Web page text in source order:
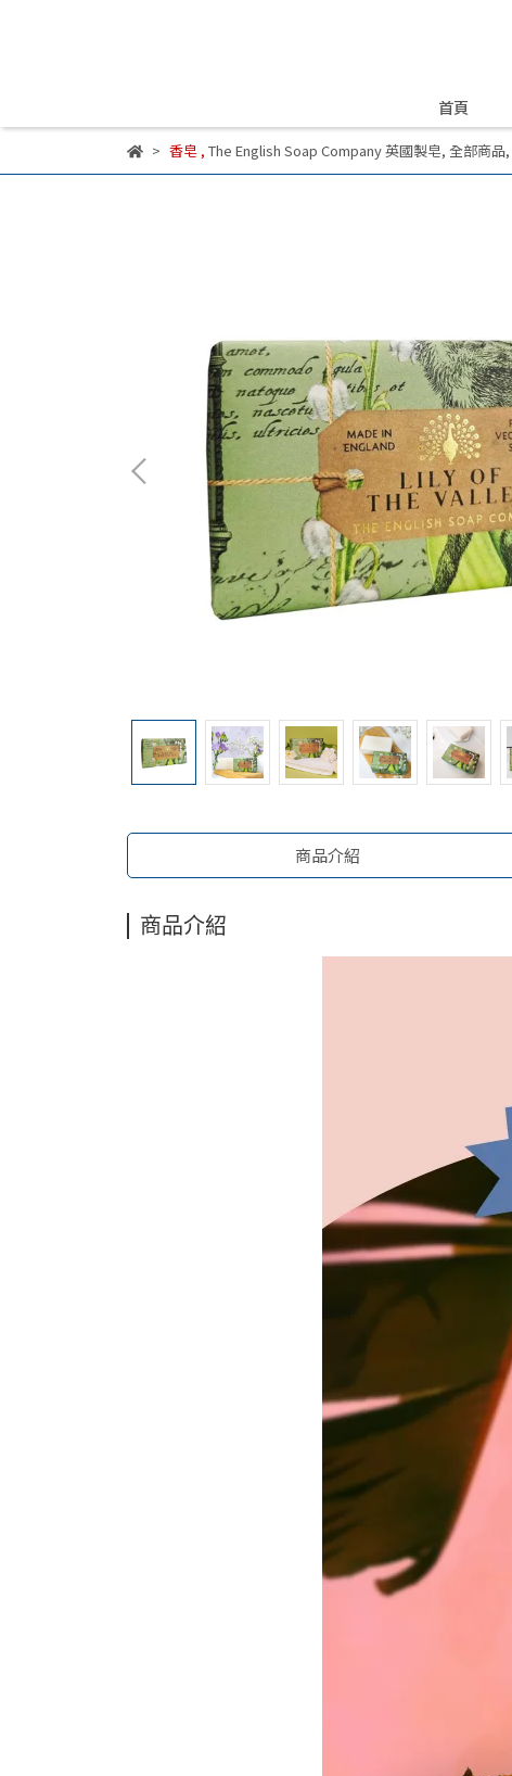
首頁
香皂, The English Soap Company 英國製皂, 全部商品,
商品介紹
商品介紹